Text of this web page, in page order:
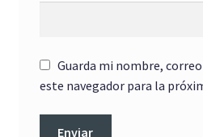
Guarda mi nombre,
este navegador para la